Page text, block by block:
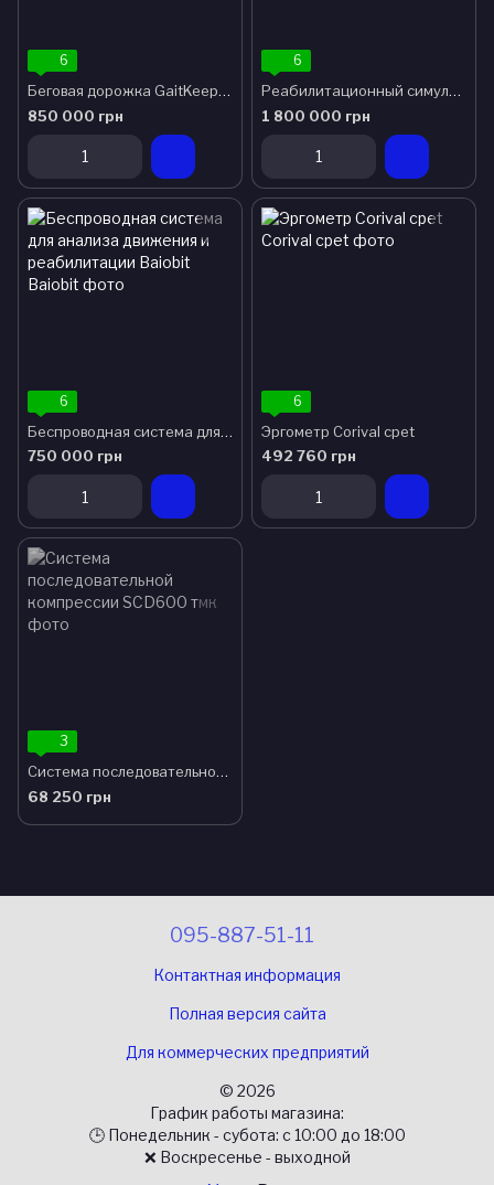
6
Беговая дорожка GaitKeeper GKS22
850 000 грн
6
Реабилитационный симулятор VR-NOW
1 800 000 грн
6
Беспроводная система для анализа движения и реабилитации Baiobit
750 000 грн
6
Эргометр Corival cpet
492 760 грн
3
Система последовательной компрессии SCD600
68 250 грн
095-887-51-11
Контактная информация
Полная версия сайта
Для коммерческих предприятий
© 2026
График работы магазина:
🕒 Понедельник - субота: с 10:00 до 18:00
❌ Воскресенье - выходной